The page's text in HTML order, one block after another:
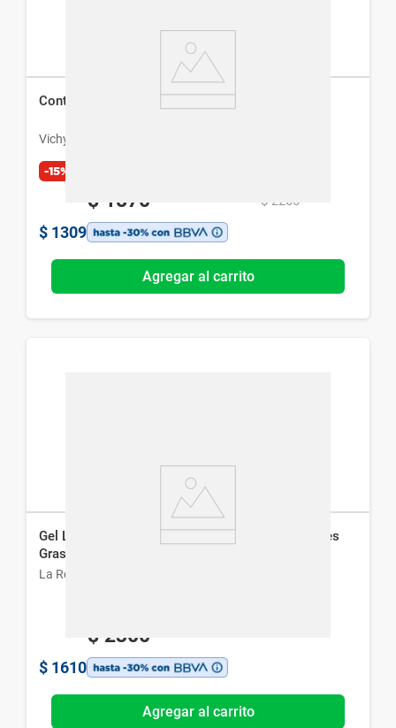
Contorno de Ojos Vichy Mineral 89 x 15 ml
Vichy
-15%
$ 1870 $ 2200
$ 1309
Agregar al carrito
Gel Limpiador La Roche-Posay Effaclar para Pieles
Grasas x 400 ml
La Roche-Posay
$ 2300
$ 1610
Agregar al carrito